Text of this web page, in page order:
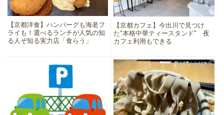
【京都洋食】ハンバーグも海老フ
ライも！選べるランチが人気の知
る人ぞ知る実力店「食らう」
【京都カフェ】今出川で見つけ
た"本格中華ティースタンド" 夜
カフェ利用もできる